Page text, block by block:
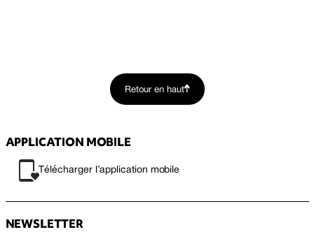
Retour en haut
APPLICATION MOBILE
Télécharger l’application mobile
NEWSLETTER